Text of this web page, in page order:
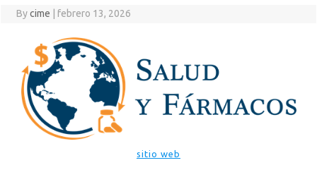
Bycime febrero 13, 2026
sitio web